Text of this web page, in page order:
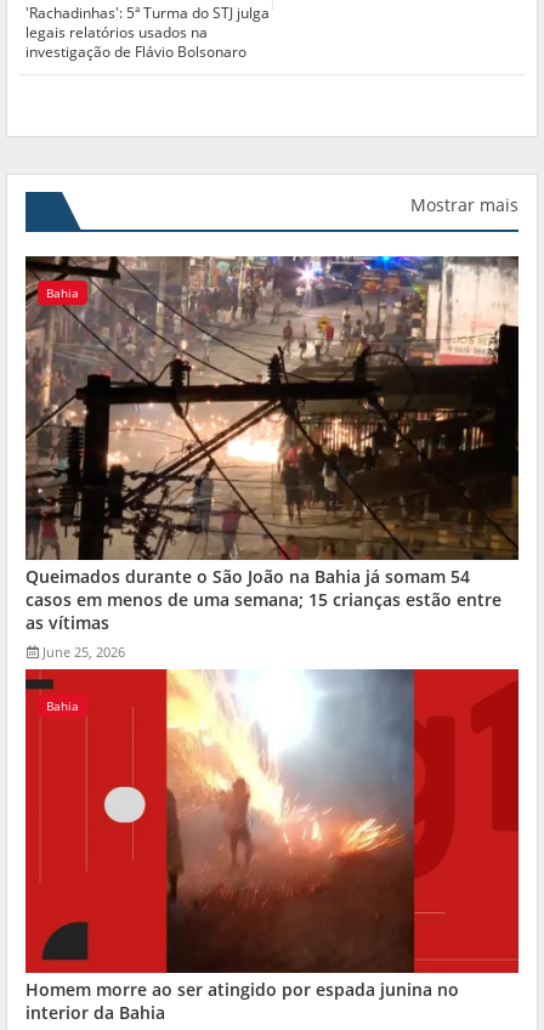
'Rachadinhas': 5ª Turma do STJ julga
legais relatórios usados na
investigação de Flávio Bolsonaro
Mostrar mais
Bahia
Queimados durante o São João na Bahia já somam 54
casos em menos de uma semana; 15 crianças estão entre
as vítimas
June 25, 2026
Bahia
Homem morre ao ser atingido por espada junina no
interior da Bahia